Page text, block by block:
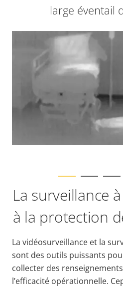
large éventail
La surveillance
à la protection
La vidéosurveillance et la
sont des outils puissants
collecter des
l’efficacité opérationnelle.